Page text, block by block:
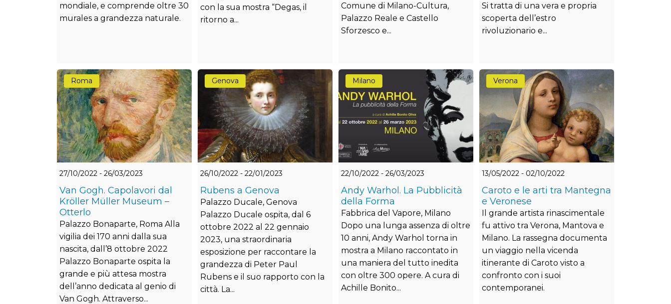
mondiale, e comprende oltre 30
murales a grandezza naturale.
con la sua mostra “Degas, il
ritorno a...
Comune di Milano-Cultura,
Palazzo Reale e Castello
Sforzesco e...
Si tratta di una vera e propria
scoperta dell’estro
rivoluzionario e...
Roma
27/10/2022 - 26/03/2023
Van Gogh. Capolavori dal
Kröller Müller Museum –
Otterlo
Palazzo Bonaparte, Roma Alla
vigilia dei 170 anni dalla sua
nascita, dall’8 ottobre 2022
Palazzo Bonaparte ospita la
grande e più attesa mostra
dell’anno dedicata al genio di
Van Gogh. Attraverso...
Genova
26/10/2022 - 22/01/2023
Rubens a Genova
Palazzo Ducale, Genova
Palazzo Ducale ospita, dal 6
ottobre 2022 al 22 gennaio
2023, una straordinaria
esposizione per raccontare la
grandezza di Peter Paul
Rubens e il suo rapporto con la
città. La...
Milano
22/10/2022 - 26/03/2023
Andy Warhol. La Pubblicità
della Forma
Fabbrica del Vapore, Milano
Dopo una lunga assenza di oltre
10 anni, Andy Warhol torna in
mostra a Milano raccontato in
una maniera del tutto inedita
con oltre 300 opere. A cura di
Achille Bonito...
Verona
13/05/2022 - 02/10/2022
Caroto e le arti tra Mantegna
e Veronese
Il grande artista rinascimentale
fu attivo tra Verona, Mantova e
Milano. La rassegna documenta
un viaggio nella vicenda
itinerante di Caroto visto a
confronto con i suoi
contemporanei.